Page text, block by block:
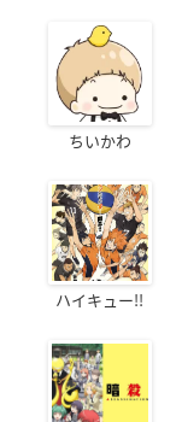
ちいかわ
ハイキュー!!